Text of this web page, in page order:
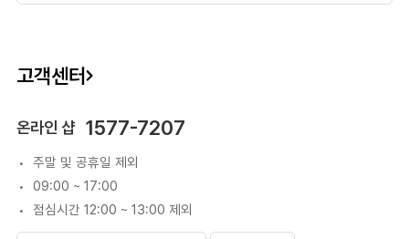
고객센터
온라인 샵 1577-7207
주말 및 공휴일 제외
09:00 ~ 17:00
점심시간 12:00 ~ 13:00 제외